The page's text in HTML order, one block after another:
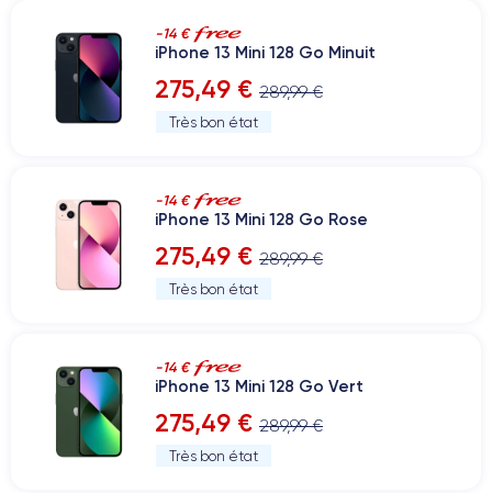
-14 €
iPhone 13 Mini 128 Go Minuit
275,49 € 289,99 €
Très bon état
-14 €
iPhone 13 Mini 128 Go Rose
275,49 € 289,99 €
Très bon état
-14 €
iPhone 13 Mini 128 Go Vert
275,49 € 289,99 €
Très bon état